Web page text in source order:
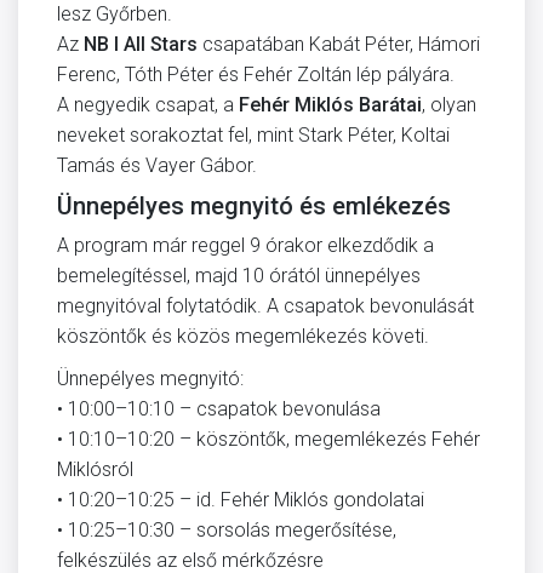
lesz Győrben.
Az NB I All Stars csapatában Kabát Péter, Hámori
Ferenc, Tóth Péter és Fehér Zoltán lép pályára.
A negyedik csapat, a Fehér Miklós Barátai, olyan
neveket sorakoztat fel, mint Stark Péter, Koltai
Tamás és Vayer Gábor.
Ünnepélyes megnyitó és emlékezés
A program már reggel 9 órakor elkezdődik a
bemelegítéssel, majd 10 órától ünnepélyes
megnyitóval folytatódik. A csapatok bevonulását
köszöntők és közös megemlékezés követi.
Ünnepélyes megnyitó:
• 10:00–10:10 – csapatok bevonulása
• 10:10–10:20 – köszöntők, megemlékezés Fehér
Miklósról
• 10:20–10:25 – id. Fehér Miklós gondolatai
• 10:25–10:30 – sorsolás megerősítése,
felkészülés az első mérkőzésre